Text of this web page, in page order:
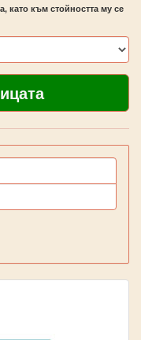
като към стойността му се